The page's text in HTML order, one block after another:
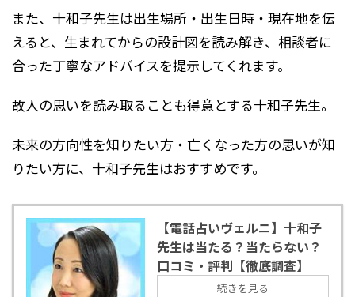
また、十和子先生は出生場所・出生日時・現在地を伝
えると、生まれてからの設計図を読み解き、相談者に
合った丁寧なアドバイスを提示してくれます。
故人の思いを読み取ることも得意とする十和子先生。
未来の方向性を知りたい方・亡くなった方の思いが知
りたい方に、十和子先生はおすすめです。
【電話占いヴェルニ】十和子
先生は当たる？当たらない？
口コミ・評判【徹底調査】
続きを見る